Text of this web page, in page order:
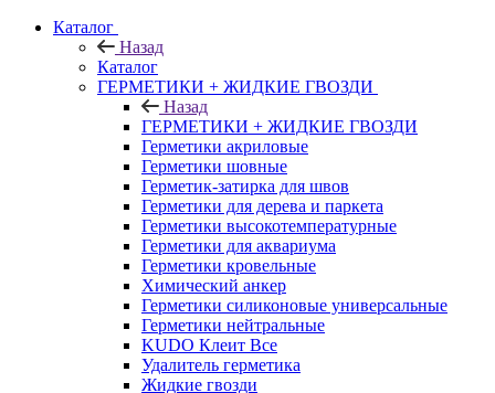
Каталог
Назад
Каталог
ГЕРМЕТИКИ + ЖИДКИЕ ГВОЗДИ
Назад
ГЕРМЕТИКИ + ЖИДКИЕ ГВОЗДИ
Герметики акриловые
Герметики шовные
Герметик-затирка для швов
Герметики для дерева и паркета
Герметики высокотемпературные
Герметики для аквариума
Герметики кровельные
Химический анкер
Герметики силиконовые универсальные
Герметики нейтральные
KUDO Клеит Все
Удалитель герметика
Жидкие гвозди